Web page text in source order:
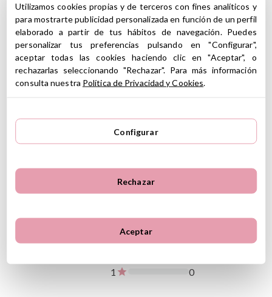
Material: 100% plástico reciclado
Medidas: 32 x 40 cm
Cierre de cremallera
Impermeables
Incluye 2 bolsas
Asa para colgar con cierre a presión, para poder sujetarlo a
cualquier parte
Libre de BPA, PVC, BPS y ftalatos
Información sobre el fabricante y/o importador/distribuidor
dentro de la UE, que garantiza que el producto cumple con
Productos Infantiles Tutete S.L.
Dirección: C/ Yecla 10, Polígono industrial La Polvorista,
dpd@tutete.com
1 Reseñas
3
0
1
0
Utilizamos cookies propias y de terceros con fines analíticos y
para mostrarte publicidad personalizada en función de un perfil
elaborado a partir de tus hábitos de navegación. Puedes
personalizar tus preferencias pulsando en "Configurar",
aceptar todas las cookies haciendo clic en "Aceptar", o
rechazarlas seleccionando "Rechazar". Para más información
consulta nuestra Política de Privacidad y Cookies.
Configurar
Rechazar
Aceptar